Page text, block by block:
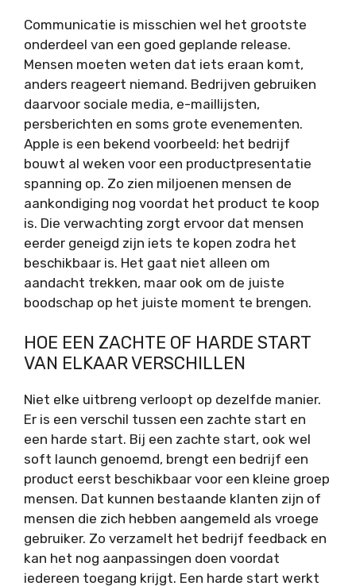
Communicatie is misschien wel het grootste
onderdeel van een goed geplande release.
Mensen moeten weten dat iets eraan komt,
anders reageert niemand. Bedrijven gebruiken
daarvoor sociale media, e-maillijsten,
persberichten en soms grote evenementen.
Apple is een bekend voorbeeld: het bedrijf
bouwt al weken voor een productpresentatie
spanning op. Zo zien miljoenen mensen de
aankondiging nog voordat het product te koop
is. Die verwachting zorgt ervoor dat mensen
eerder geneigd zijn iets te kopen zodra het
beschikbaar is. Het gaat niet alleen om
aandacht trekken, maar ook om de juiste
boodschap op het juiste moment te brengen.
HOE EEN ZACHTE OF HARDE START
VAN ELKAAR VERSCHILLEN
Niet elke uitbreng verloopt op dezelfde manier.
Er is een verschil tussen een zachte start en
een harde start. Bij een zachte start, ook wel
soft launch genoemd, brengt een bedrijf een
product eerst beschikbaar voor een kleine groep
mensen. Dat kunnen bestaande klanten zijn of
mensen die zich hebben aangemeld als vroege
gebruiker. Zo verzamelt het bedrijf feedback en
kan het nog aanpassingen doen voordat
iedereen toegang krijgt. Een harde start werkt